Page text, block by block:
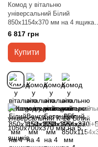
Комод у вітальню
універсальний Білий
850х1154х370 мм на 4 ящика і
2 двері
6 817 грн
Купити